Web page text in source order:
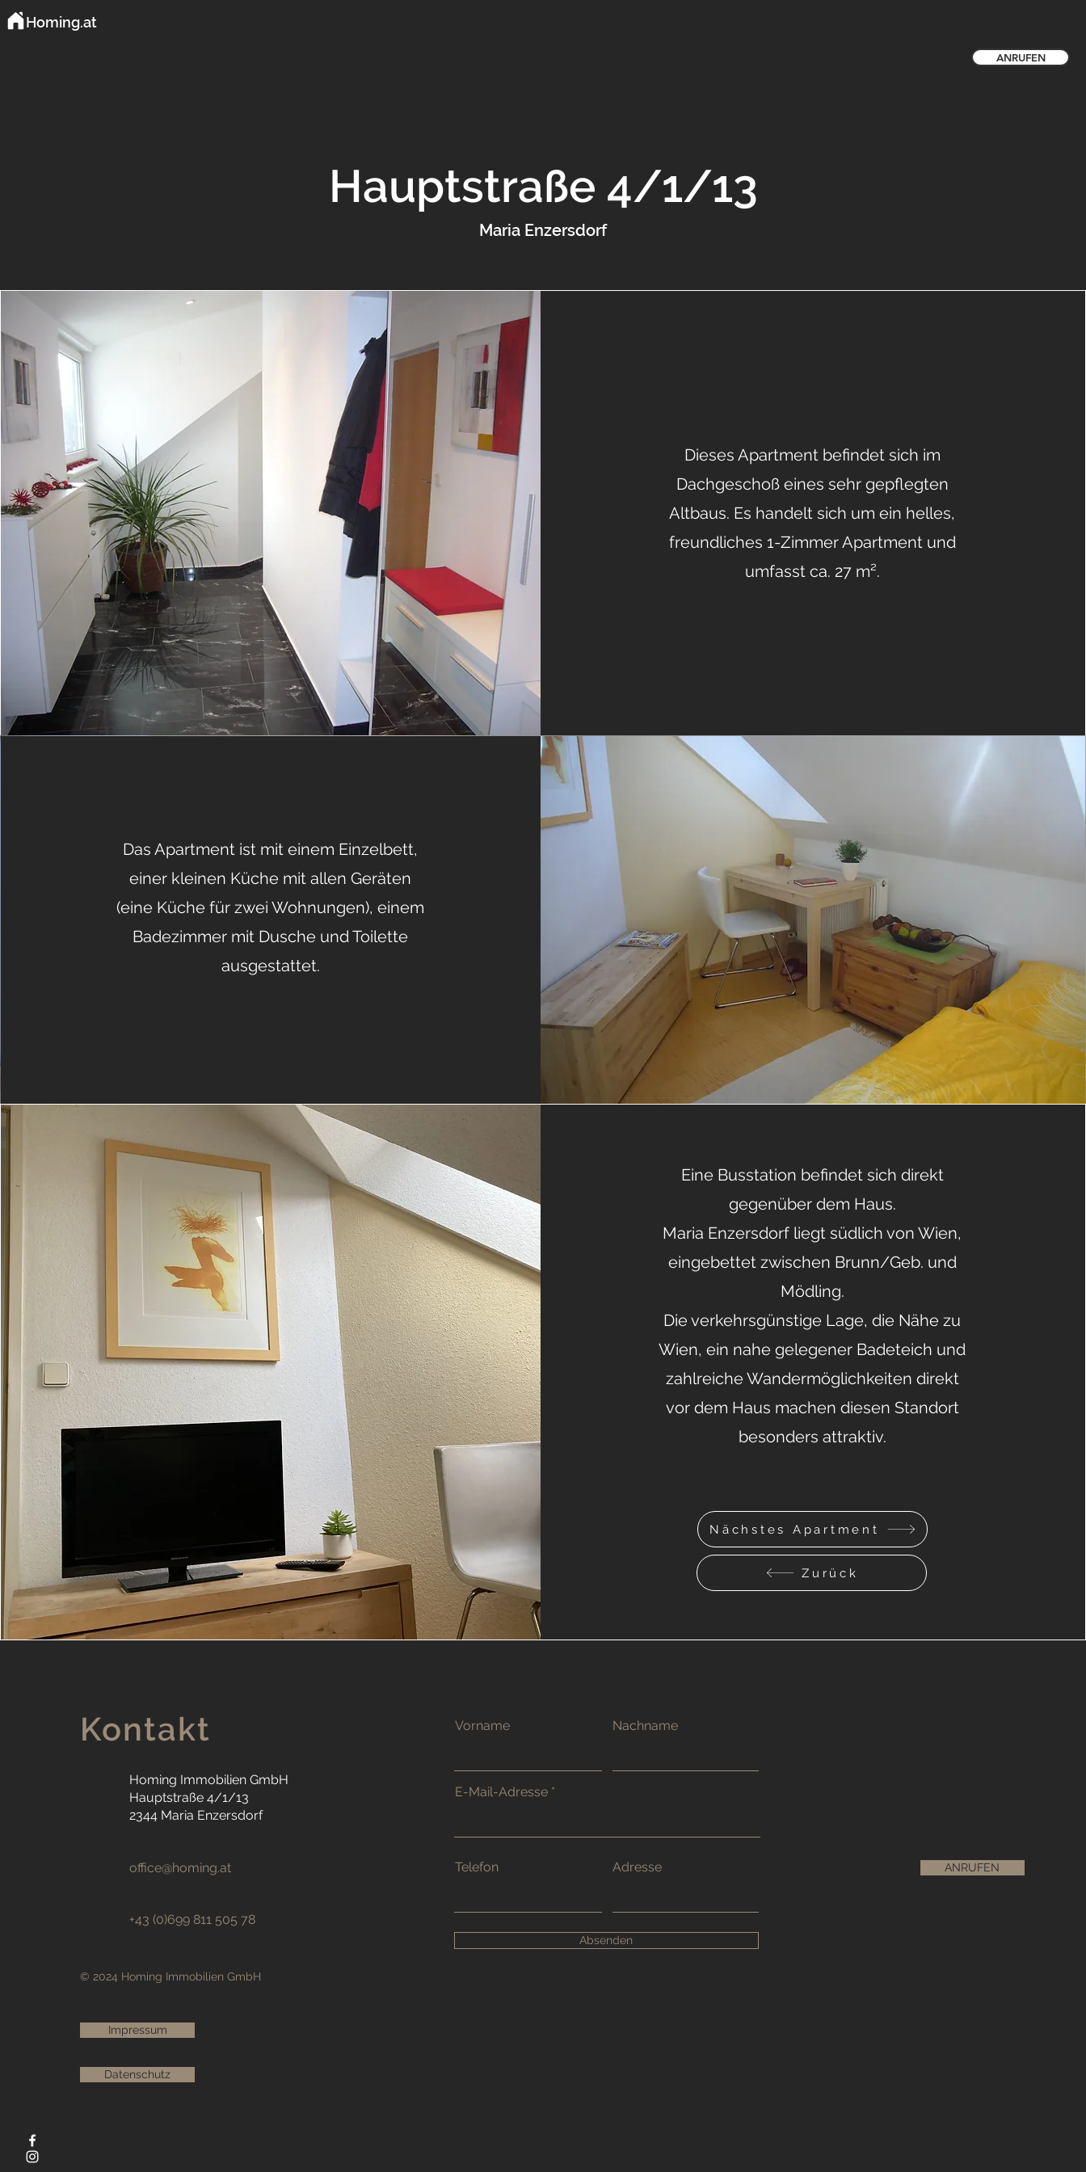
ANRUFEN
Homing.at
Hauptstraße 4/1/13
Maria Enzersdorf
Dieses Apartment befindet sich im
Dachgeschoß eines sehr gepflegten
Altbaus. Es handelt sich um ein helles,
freundliches 1-Zimmer Apartment und
umfasst ca. 27 m².
Das Apartment ist mit einem Einzelbett,
einer kleinen Küche mit allen Geräten
(eine Küche für zwei Wohnungen), einem
Badezimmer mit Dusche und Toilette
ausgestattet.
Eine Busstation befindet sich direkt
gegenüber dem Haus.
Maria Enzersdorf liegt südlich von Wien,
eingebettet zwischen Brunn/Geb. und
Mödling.
Die verkehrsgünstige Lage, die Nähe zu
Wien, ein nahe gelegener Badeteich und
zahlreiche Wandermöglichkeiten direkt
vor dem Haus machen diesen Standort
besonders attraktiv.
Nächstes Apartment
Zurück
Kontakt
Homing Immobilien GmbH
Hauptstraße 4/1/13
2344 Maria Enzersdorf
office@homing.at
+43 (0)699 811 505 78
© 2024 Homing Immobilien GmbH
Impressum
Datenschutz
Vorname Nachname
E-Mail-Adresse
Telefon Adresse
Absenden
ANRUFEN